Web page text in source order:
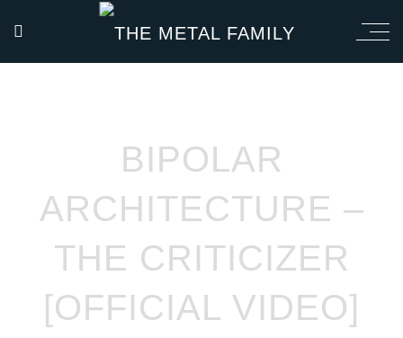
BIPOLAR
ARCHITECTURE –
THE CRITICIZER
[OFFICIAL VIDEO]